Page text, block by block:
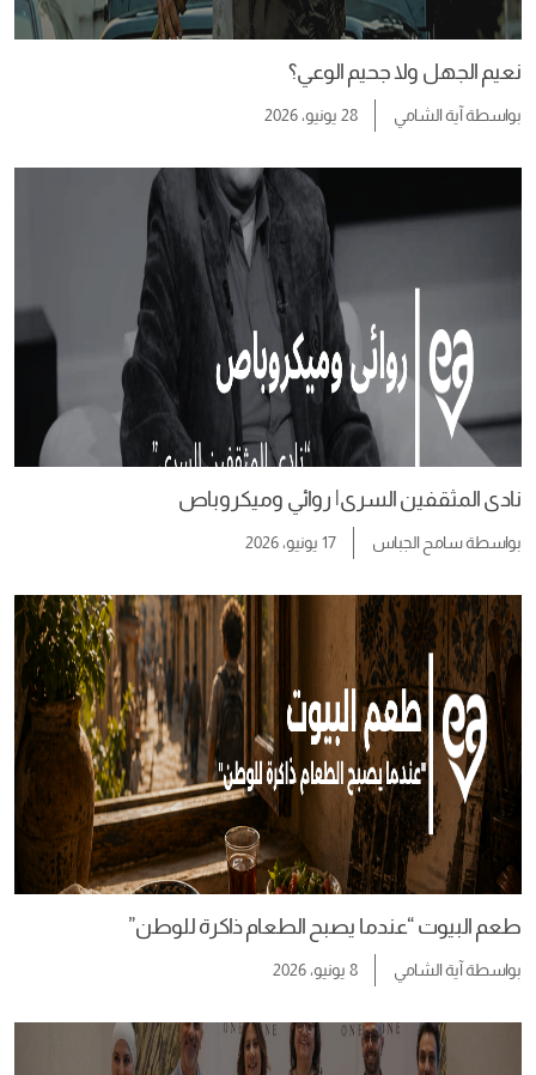
نعيم الجهل ولا جحيم الوعي؟
بواسطةآية الشامي 28 يونيو، 2026
نادى المثقفين السرى| روائي وميكروباص
بواسطةسامح الجباس 17 يونيو، 2026
طعم البيوت “عندما يصبح الطعام ذاكرة للوطن”
بواسطةآية الشامي 8 يونيو، 2026